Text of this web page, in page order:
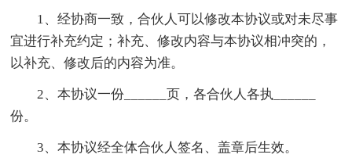
1、经协商一致，合伙人可以修改本协议或对未尽事
宜进行补充约定；补充、修改内容与本协议相冲突的，
以补充、修改后的内容为准。
2、本协议一份______页，各合伙人各执______
份。
3、本协议经全体合伙人签名、盖章后生效。